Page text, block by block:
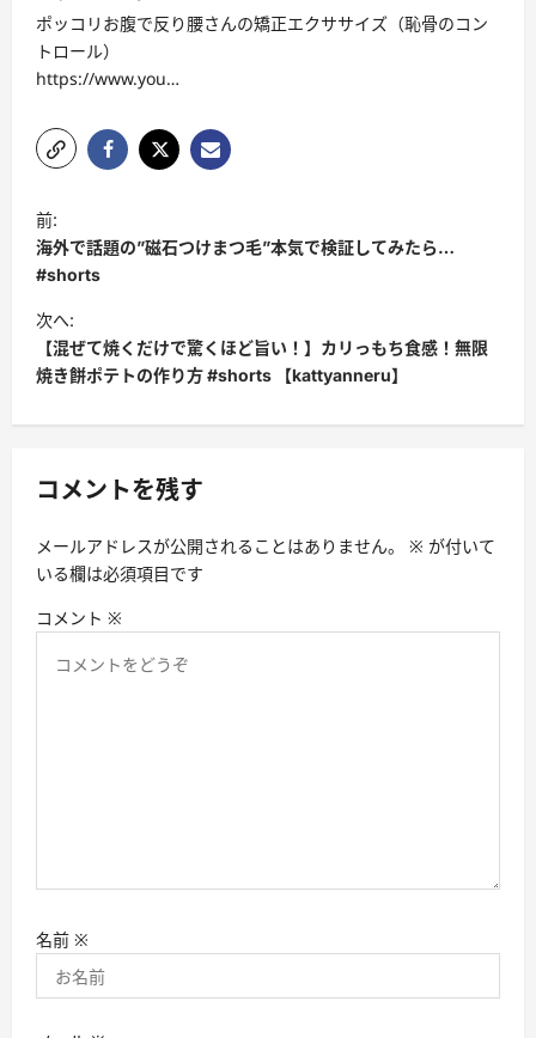
ポッコリお腹で反り腰さんの矯正エクササイズ（恥骨のコン
トロール）
https://www.you…
投
稿
ナ
ビ
ゲ
ー
シ
ン
前:
海外で話題の”磁石つけまつ毛”本気で検証してみたら…
#shorts
次へ:
【混ぜて焼くだけで驚くほど旨い！】カリっもち食感！無限
焼き餅ポテトの作り方 #shorts 【kattyanneru】
コメントを残す
メールアドレスが公開されることはありません。 ※ が付いて
いる欄は必須項目です
コメント ※
名前 ※